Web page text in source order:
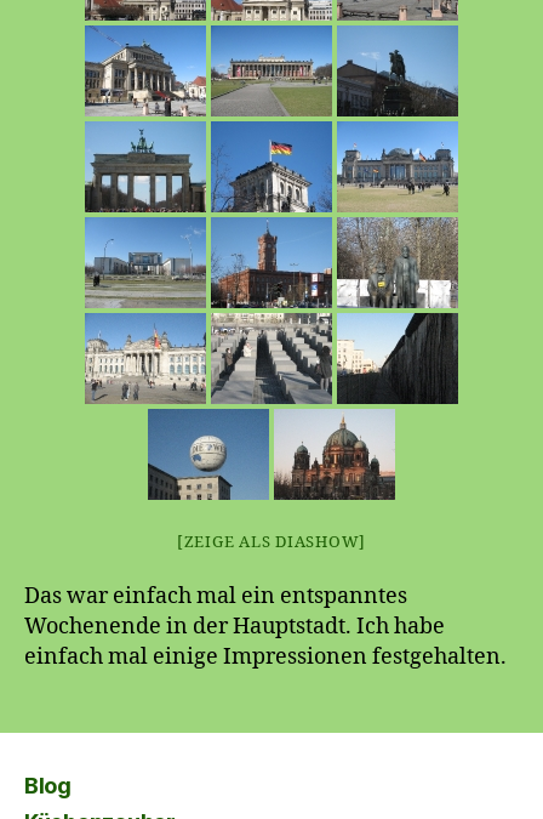
[ZEIGE ALS DIASHOW]
Das war einfach mal ein entspanntes
Wochenende in der Hauptstadt. Ich habe
einfach mal einige Impressionen festgehalten.
Blog